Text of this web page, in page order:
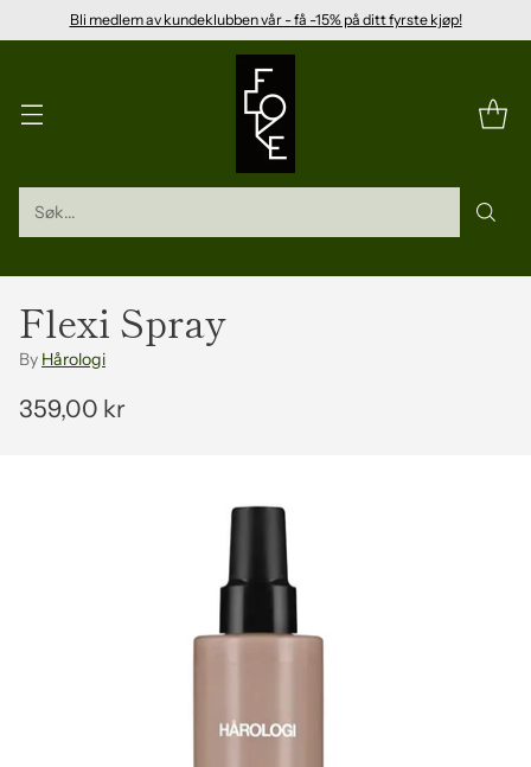
Bli medlem av kundeklubben vår - få -15% på ditt fyrste kjøp!
Søk...
Flexi Spray
By Hårologi
Vanleg
359,00 kr